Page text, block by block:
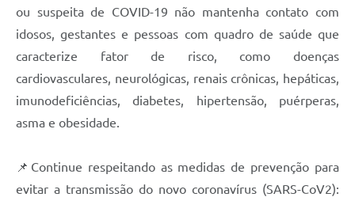
ou suspeita de COVID-19 não mantenha contato com
idosos, gestantes e pessoas com quadro de saúde que
caracterize fator de risco, como doenças
cardiovasculares, neurológicas, renais crônicas, hepáticas,
imunodeficiências, diabetes, hipertensão, puérperas,
asma e obesidade.
📌Continue respeitando as medidas de prevenção para
evitar a transmissão do novo coronavírus (SARS-CoV2):